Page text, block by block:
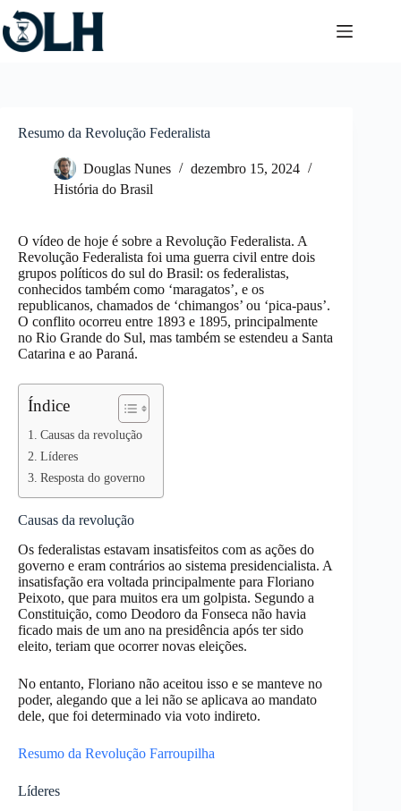
Pular
para
o
conteúdo
Resumo da Revolução Federalista
Douglas Nunes
dezembro 15, 2024
História do Brasil
O vídeo de hoje é sobre a Revolução Federalista. A
Revolução Federalista foi uma guerra civil entre dois
grupos políticos do sul do Brasil: os federalistas,
conhecidos também como ‘maragatos’, e os
republicanos, chamados de ‘chimangos’ ou ‘pica-paus’.
O conflito ocorreu entre 1893 e 1895, principalmente
no Rio Grande do Sul, mas também se estendeu a Santa
Catarina e ao Paraná.
Índice
Causas da revolução
Líderes
Resposta do governo
Causas da revolução
Os federalistas estavam insatisfeitos com as ações do
governo e eram contrários ao sistema presidencialista. A
insatisfação era voltada principalmente para Floriano
Peixoto, que para muitos era um golpista. Segundo a
Constituição, como Deodoro da Fonseca não havia
ficado mais de um ano na presidência após ter sido
eleito, teriam que ocorrer novas eleições.
No entanto, Floriano não aceitou isso e se manteve no
poder, alegando que a lei não se aplicava ao mandato
dele, que foi determinado via voto indireto.
Resumo da Revolução Farroupilha
Líderes